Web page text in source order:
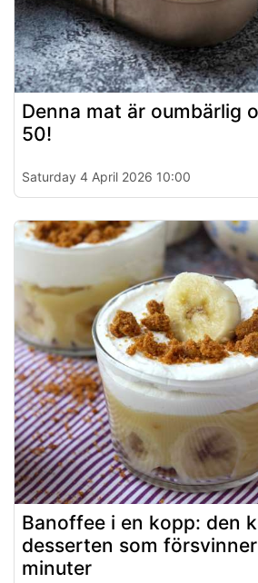
Denna mat är oumbärlig
50!
Saturday 4 April 2026 10:00
Banoffee i en kopp: den
desserten som
minuter